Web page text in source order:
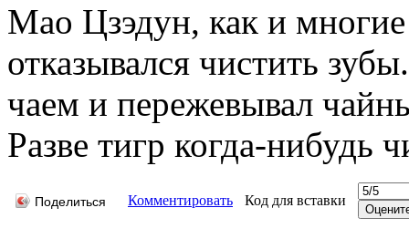
Мао Цзэдун, как и
отказывался чистить
чаем и пережевывал
Разве тигр когда-нибудь
Поделиться Комментировать Код для вставки